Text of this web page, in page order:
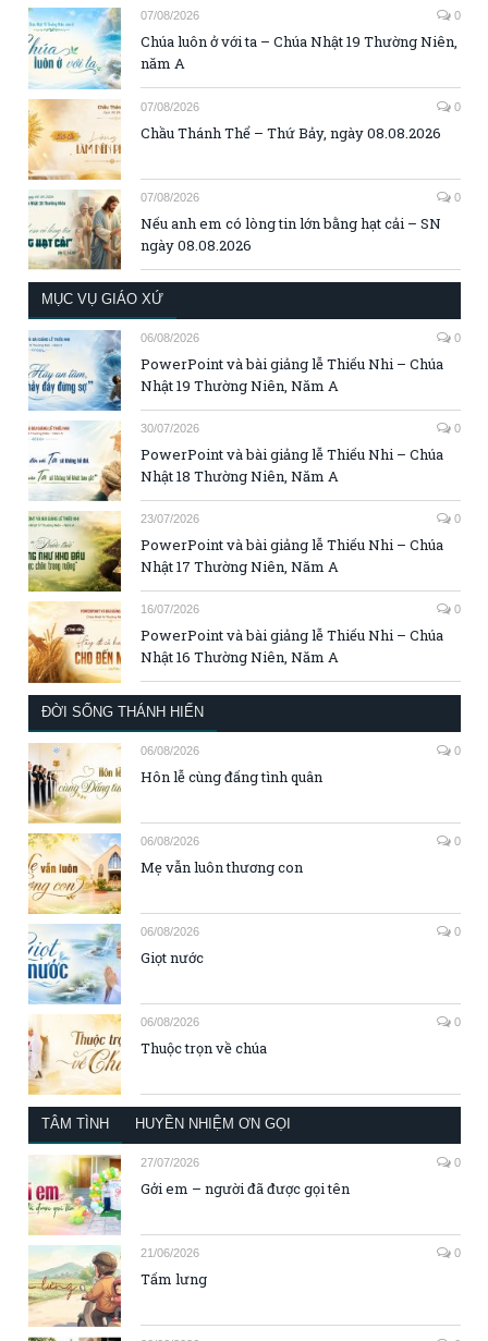
07/08/2026 0
Chúa luôn ở với ta – Chúa Nhật 19 Thường Niên,
năm A
07/08/2026 0
Chầu Thánh Thể – Thứ Bảy, ngày 08.08.2026
07/08/2026 0
Nếu anh em có lòng tin lớn bằng hạt cải – SN
ngày 08.08.2026
MỤC VỤ GIÁO XỨ
06/08/2026 0
PowerPoint và bài giảng lễ Thiếu Nhi – Chúa
Nhật 19 Thường Niên, Năm A
30/07/2026 0
PowerPoint và bài giảng lễ Thiếu Nhi – Chúa
Nhật 18 Thường Niên, Năm A
23/07/2026 0
PowerPoint và bài giảng lễ Thiếu Nhi – Chúa
Nhật 17 Thường Niên, Năm A
16/07/2026 0
PowerPoint và bài giảng lễ Thiếu Nhi – Chúa
Nhật 16 Thường Niên, Năm A
ĐỜI SỐNG THÁNH HIẾN
06/08/2026 0
Hôn lễ cùng đấng tình quân
06/08/2026 0
Mẹ vẫn luôn thương con
06/08/2026 0
Giọt nước
06/08/2026 0
Thuộc trọn về chúa
TÂM TÌNH HUYỀN NHIỆM ƠN GỌI
27/07/2026 0
Gởi em – người đã được gọi tên
21/06/2026 0
Tấm lưng